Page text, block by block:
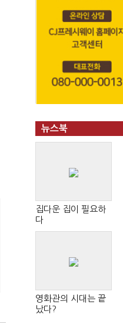
뉴스북
집다운 집이 필요하
다
영화관의 시대는 끝
났다?